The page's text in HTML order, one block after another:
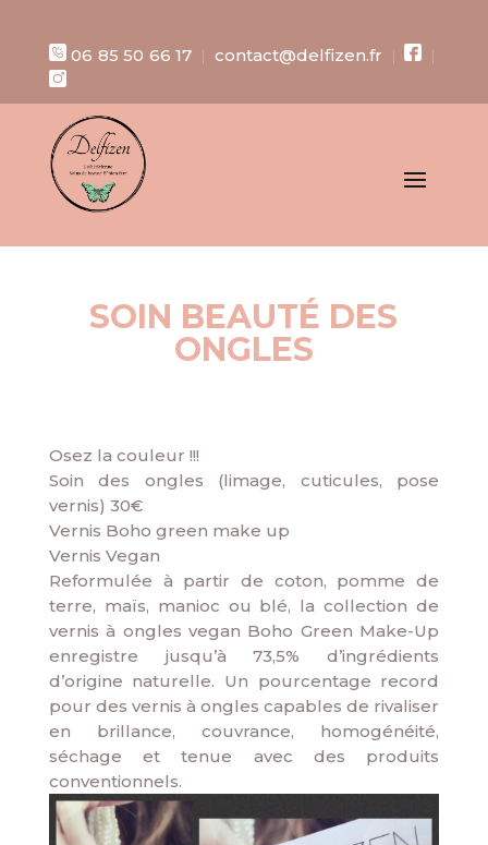
06 85 50 66 17| contact@delfizen.fr | |
SOIN BEAUTÉ DES
ONGLES
Osez la couleur !!!
Soin des ongles (limage, cuticules, pose
vernis) 30€
Vernis Boho green make up
Vernis Vegan
Reformulée à partir de coton, pomme de
terre, maïs, manioc ou blé, la collection de
vernis à ongles vegan Boho Green Make-Up
enregistre jusqu’à 73,5% d’ingrédients
d’origine naturelle. Un pourcentage record
pour des vernis à ongles capables de rivaliser
en brillance, couvrance, homogénéité,
séchage et tenue avec des produits
conventionnels.